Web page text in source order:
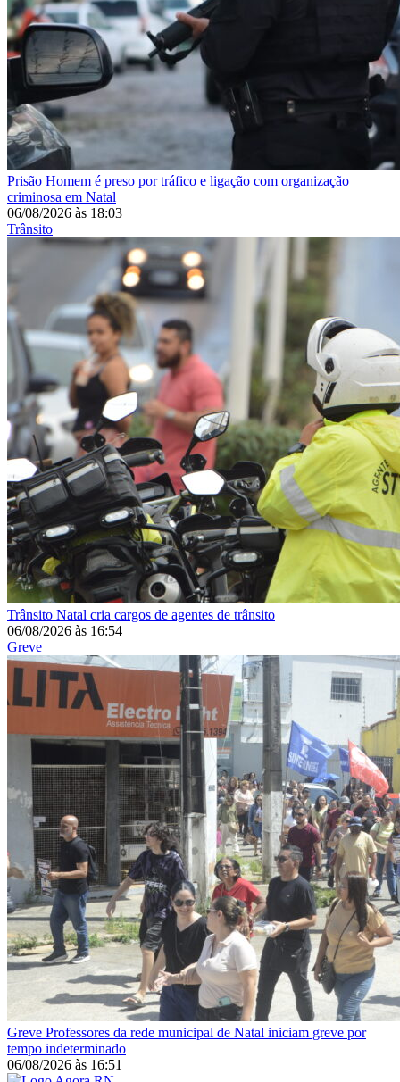
Prisão Homem é preso por tráfico e ligação com organização
criminosa em Natal
06/08/2026 às 18:03
Trânsito
Trânsito Natal cria cargos de agentes de trânsito
06/08/2026 às 16:54
Greve
Greve Professores da rede municipal de Natal iniciam greve por
tempo indeterminado
06/08/2026 às 16:51